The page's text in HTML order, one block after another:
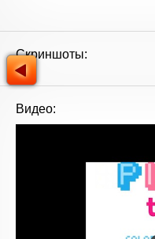
Скриншоты:
Видео: